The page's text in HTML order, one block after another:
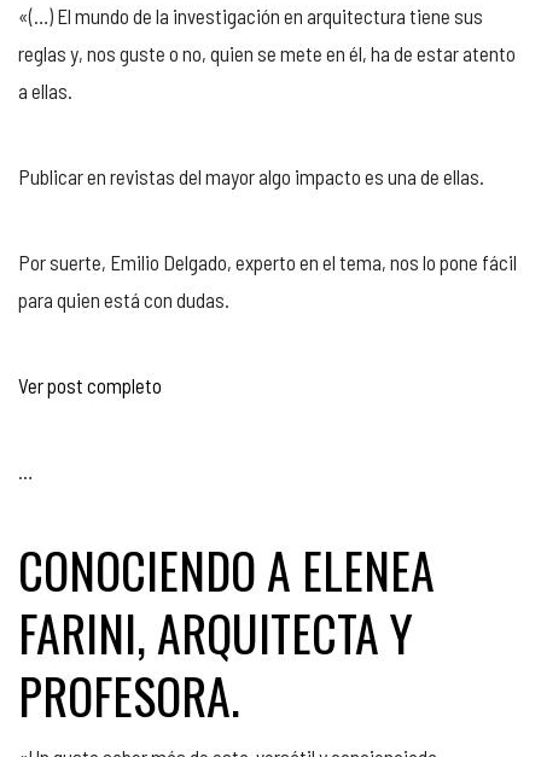
«(…) El mundo de la investigación en arquitectura tiene sus
reglas y, nos guste o no, quien se mete en él, ha de estar atento
a ellas.
Publicar en revistas del mayor algo impacto es una de ellas.
Por suerte, Emilio Delgado, experto en el tema, nos lo pone fácil
para quien está con dudas.
Ver post completo
CONOCIENDO A ELENEA
FARINI, ARQUITECTA Y
PROFESORA.